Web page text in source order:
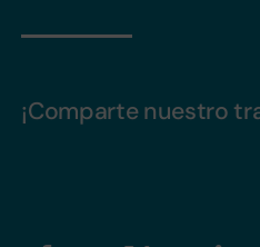
¡Comparte nuestro